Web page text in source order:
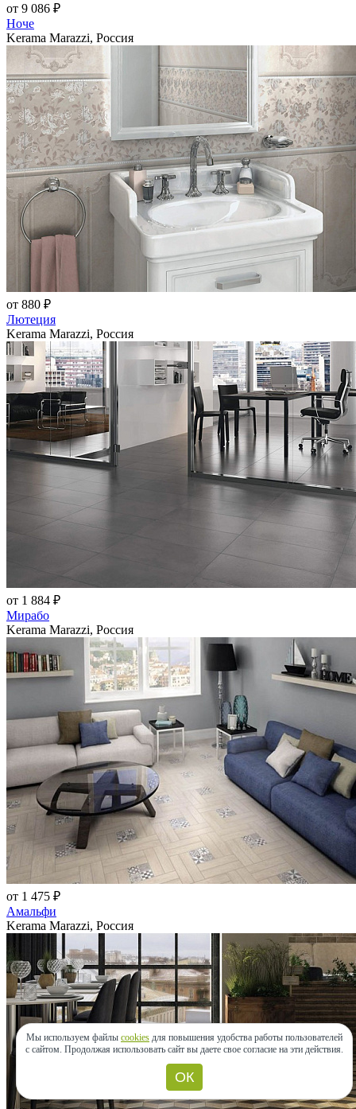
от 9 086 ₽
Ноче
Kerama Marazzi, Россия
от 880 ₽
Лютеция
Kerama Marazzi, Россия
от 1 884 ₽
Мирабо
Kerama Marazzi, Россия
от 1 475 ₽
Амальфи
Kerama Marazzi, Россия
Мы используем файлы cookies для повышения удобства работы пользователей
с сайтом. Продолжая использовать сайт вы даете свое согласие на эти действия.
ОК